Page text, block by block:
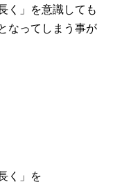
く」を意識しても
なってしまう事が
く」を